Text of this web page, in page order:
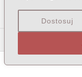
Dostosuj